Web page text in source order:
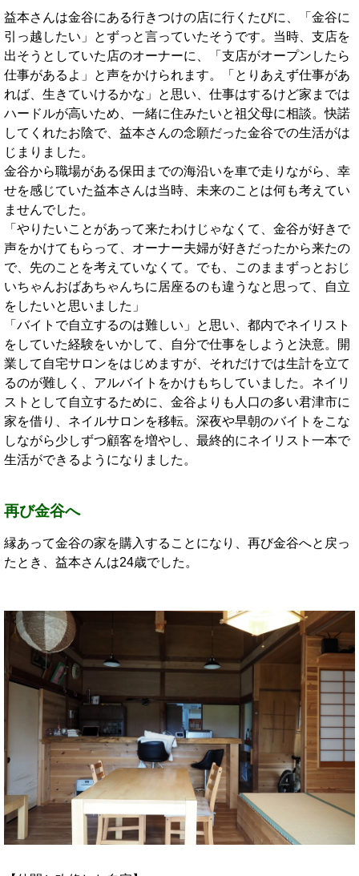
益本さんは金谷にある行きつけの店に行くたびに、「金谷に
引っ越したい」とずっと言っていたそうです。当時、支店を
出そうとしていた店のオーナーに、「支店がオープンしたら
仕事があるよ」と声をかけられます。「とりあえず仕事があ
れば、生きていけるかな」と思い、仕事はするけど家までは
ハードルが高いため、一緒に住みたいと祖父母に相談。快諾
してくれたお陰で、益本さんの念願だった金谷での生活がは
じまりました。
金谷から職場がある保田までの海沿いを車で走りながら、幸
せを感じていた益本さんは当時、未来のことは何も考えてい
ませんでした。
「やりたいことがあって来たわけじゃなくて、金谷が好きで
声をかけてもらって、オーナー夫婦が好きだったから来たの
で、先のことを考えていなくて。でも、このままずっとおじ
いちゃんおばあちゃんちに居座るのも違うなと思って、自立
をしたいと思いました」
「バイトで自立するのは難しい」と思い、都内でネイリスト
をしていた経験をいかして、自分で仕事をしようと決意。開
業して自宅サロンをはじめますが、それだけでは生計を立て
るのが難しく、アルバイトをかけもちしていました。ネイリ
ストとして自立するために、金谷よりも人口の多い君津市に
家を借り、ネイルサロンを移転。深夜や早朝のバイトをこな
しながら少しずつ顧客を増やし、最終的にネイリスト一本で
生活ができるようになりました。
再び金谷へ
縁あって金谷の家を購入することになり、再び金谷へと戻っ
たとき、益本さんは24歳でした。